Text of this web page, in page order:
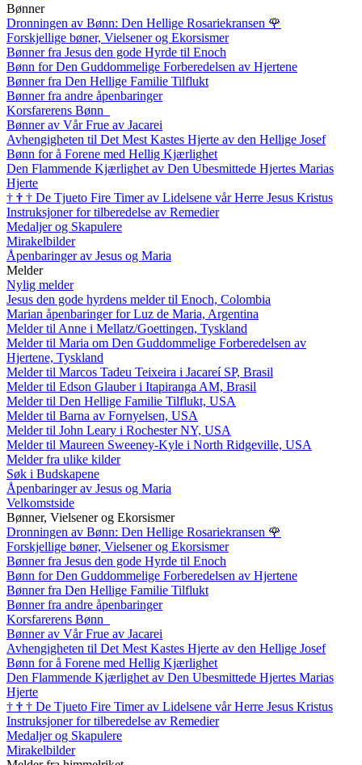
Bønner
Dronningen av Bønn: Den Hellige Rosariekransen 🌹
Forskjellige bøner, Vielsener og Ekorsismer
Bønner fra Jesus den gode Hyrde til Enoch
Bønn for Den Guddommelige Forberedelsen av Hjertene
Bønner fra Den Hellige Familie Tilflukt
Bønner fra andre åpenbaringer
Korsfarerens Bønn
Bønner av Vår Frue av Jacarei
Avhengigheten til Det Mest Kastes Hjerte av den Hellige Josef
Bønn for å Forene med Hellig Kjærlighet
Den Flammende Kjærlighet av Den Ubesmittede Hjertes Marias
Hjerte
† † † De Tjueto Fire Timer av Lidelsene vår Herre Jesus Kristus
Instruksjoner for tilberedelse av Remedier
Medaljer og Skapulere
Mirakelbilder
Åpenbaringer av Jesus og Maria
Melder
Nylig melder
Jesus den gode hyrdens melder til Enoch, Colombia
Marian åpenbaringer for Luz de Maria, Argentina
Melder til Anne i Mellatz/Goettingen, Tyskland
Melder til Maria om Den Guddommelige Forberedelsen av
Hjertene, Tyskland
Melder til Marcos Tadeu Teixeira i Jacareí SP, Brasil
Melder til Edson Glauber i Itapiranga AM, Brasil
Melder til Den Hellige Familie Tilflukt, USA
Melder til Barna av Fornyelsen, USA
Melder til John Leary i Rochester NY, USA
Melder til Maureen Sweeney-Kyle i North Ridgeville, USA
Melder fra ulike kilder
Søk i Budskapene
Åpenbaringer av Jesus og Maria
Velkomstside
Bønner, Vielsener og Ekorsismer
Dronningen av Bønn: Den Hellige Rosariekransen 🌹
Forskjellige bøner, Vielsener og Ekorsismer
Bønner fra Jesus den gode Hyrde til Enoch
Bønn for Den Guddommelige Forberedelsen av Hjertene
Bønner fra Den Hellige Familie Tilflukt
Bønner fra andre åpenbaringer
Korsfarerens Bønn
Bønner av Vår Frue av Jacarei
Avhengigheten til Det Mest Kastes Hjerte av den Hellige Josef
Bønn for å Forene med Hellig Kjærlighet
Den Flammende Kjærlighet av Den Ubesmittede Hjertes Marias
Hjerte
† † † De Tjueto Fire Timer av Lidelsene vår Herre Jesus Kristus
Instruksjoner for tilberedelse av Remedier
Medaljer og Skapulere
Mirakelbilder